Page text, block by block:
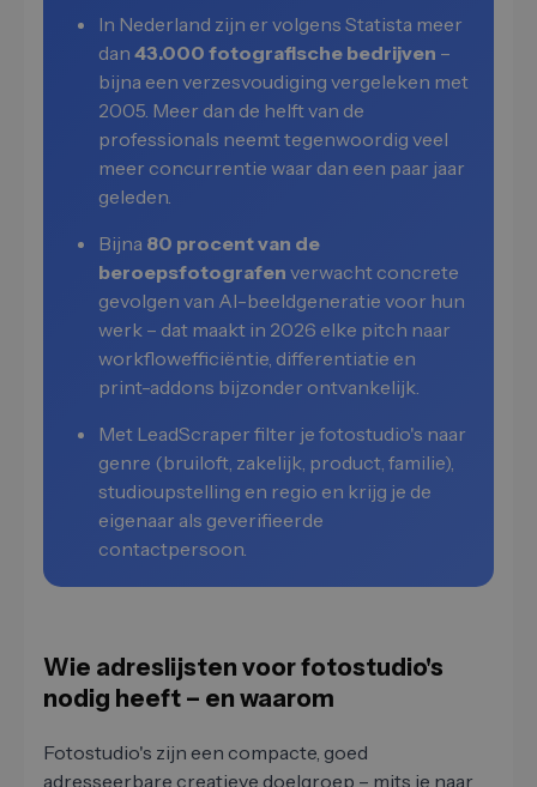
In Nederland zijn er volgens Statista meer
dan 43.000 fotografische bedrijven –
bijna een verzesvoudiging vergeleken met
2005. Meer dan de helft van de
professionals neemt tegenwoordig veel
meer concurrentie waar dan een paar jaar
geleden.
Bijna 80 procent van de
beroepsfotografen verwacht concrete
gevolgen van AI-beeldgeneratie voor hun
werk – dat maakt in 2026 elke pitch naar
workflowefficiëntie, differentiatie en
print-addons bijzonder ontvankelijk.
Met LeadScraper filter je fotostudio's naar
genre (bruiloft, zakelijk, product, familie),
studioupstelling en regio en krijg je de
eigenaar als geverifieerde
contactpersoon.
Wie adreslijsten voor fotostudio's
nodig heeft – en waarom
Fotostudio's zijn een compacte, goed
adresseerbare creatieve doelgroep – mits je naar